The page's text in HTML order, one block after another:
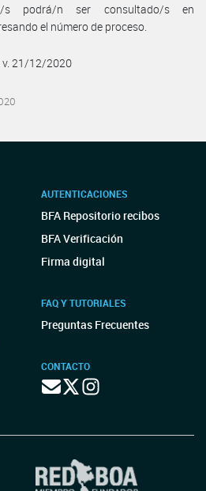
s podrá/n ser consultado/s en
el número de proceso.
21/12/2020
AUTENTICACIONES
BFA Repositorio recibos
BFA Verificación
Firma digital
FAQ Y TUTORIALES
Preguntas Frecuentes
CONTACTO